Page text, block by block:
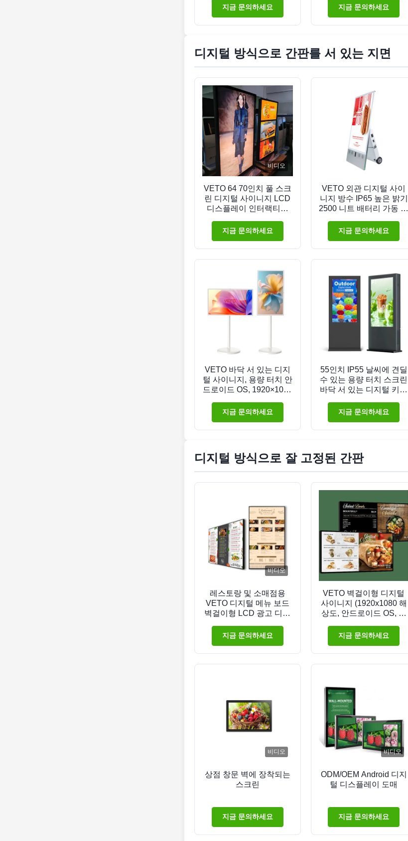
지금 문의하세요 지금 문의하세요
디지털 방식으로 간판를 서 있는 지면
비디오
VETO 64 70인치 풀 스크
린 디지털 사이니지 LCD
디스플레이 인터랙티브
급업체
지금 문의하세요
VETO 외관 디지털 사이
니지 방수 IP65 높은 밝기
2500 니트 배터리 가동 휴
이
지금 문의하세요
VETO 바닥 서 있는 디지
털 사이니지, 용량 터치 안
드로이드 OS, 1920×1080
플레이
지금 문의하세요
55인치 IP55 날씨에 견딜
수 있는 용량 터치 스크린
바닥 서 있는 디지털 키오
지금 문의하세요
디지털 방식으로 잘 고정된 간판
비디오
레스토랑 및 소매점용
VETO 디지털 메뉴 보드
벽걸이형 LCD 광고 디스
털 사이니지 FHD 화면
지금 문의하세요
VETO 벽걸이형 디지털
사이니지 (1920x1080 해
상도, 안드로이드 OS, 실
지금 문의하세요
비디오
상점 창문 벽에 장착되는
스크린
지금 문의하세요
비디오
ODM/OEM Android 디지
털 디스플레이 도매
지금 문의하세요